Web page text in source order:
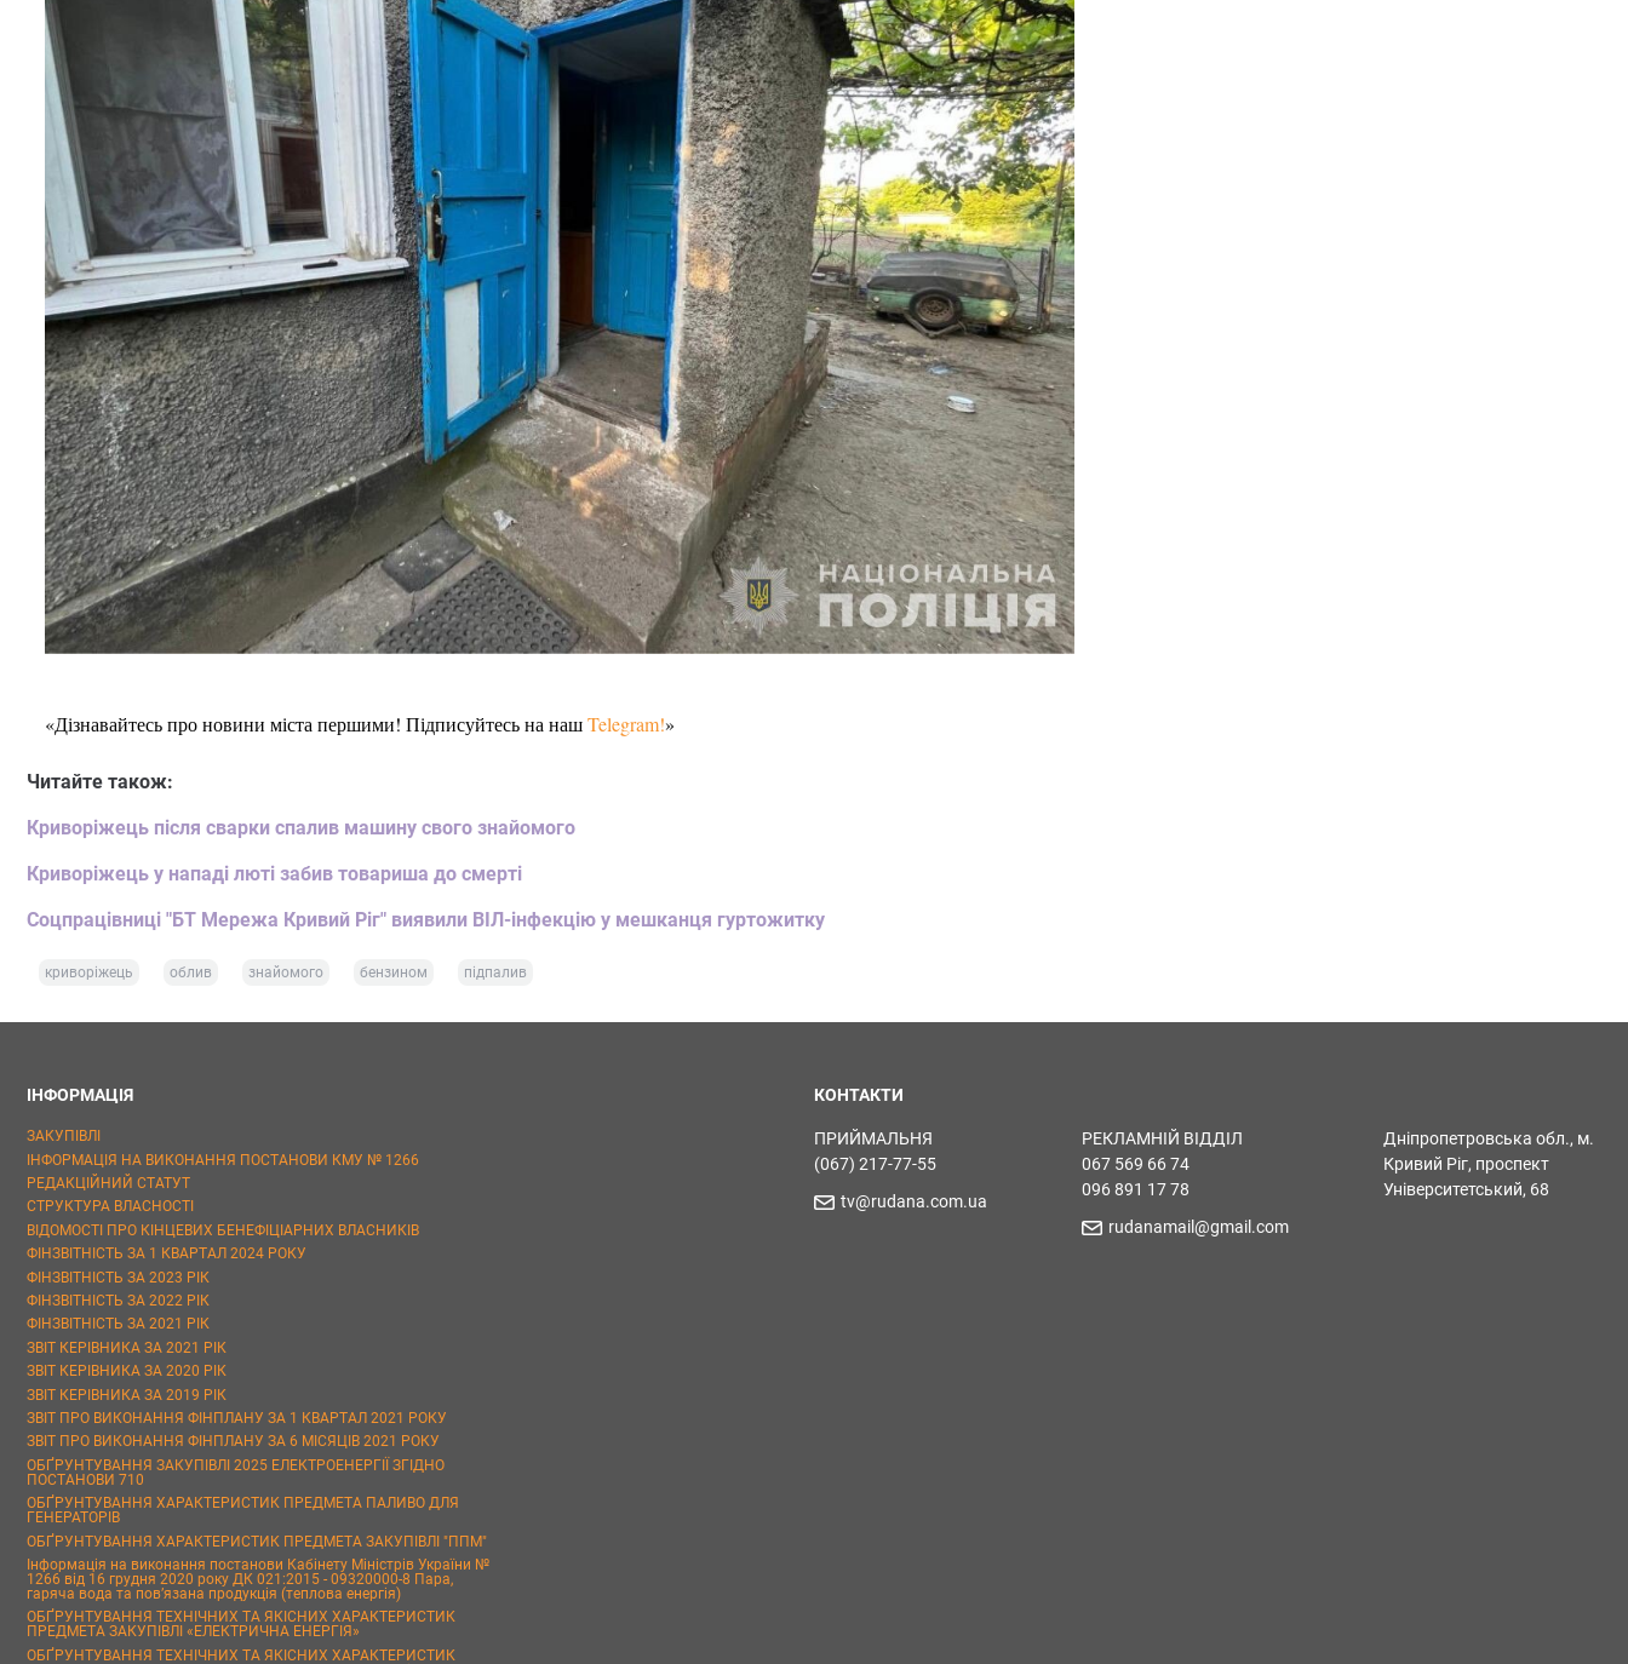
«Дізнавайтесь про новини міста першими! Підписуйтесь на нашTelegram!»
Читайте також:
Криворіжець після сварки спалив машину свого знайомого
Криворіжець у нападі люті забив товариша до смерті
Соцпрацівниці "БТ Мережа Кривий Ріг" виявили ВІЛ-інфекцію у мешканця гуртожитку
криворіжець облив знайомого бензином підпалив
ІНФОРМАЦІЯ
ЗАКУПІВЛІ
ІНФОРМАЦІЯ НА ВИКОНАННЯ ПОСТАНОВИ КМУ № 1266
РЕДАКЦІЙНИЙ СТАТУТ
СТРУКТУРА ВЛАСНОСТІ
ВІДОМОСТІ ПРО КІНЦЕВИХ БЕНЕФІЦІАРНИХ ВЛАСНИКІВ
ФІНЗВІТНІСТЬ ЗА 1 КВАРТАЛ 2024 РОКУ
ФІНЗВІТНІСТЬ ЗА 2023 РІК
ФІНЗВІТНІСТЬ ЗА 2022 РІК
ФІНЗВІТНІСТЬ ЗА 2021 РІК
ЗВІТ КЕРІВНИКА ЗА 2021 РІК
ЗВІТ КЕРІВНИКА ЗА 2020 РІК
ЗВІТ КЕРІВНИКА ЗА 2019 РІК
ЗВІТ ПРО ВИКОНАННЯ ФІНПЛАНУ ЗА 1 КВАРТАЛ 2021 РОКУ
ЗВІТ ПРО ВИКОНАННЯ ФІНПЛАНУ ЗА 6 МІСЯЦІВ 2021 РОКУ
ОБҐРУНТУВАННЯ ЗАКУПІВЛІ 2025 ЕЛЕКТРОЕНЕРГІЇ ЗГІДНО
ПОСТАНОВИ 710
ОБҐРУНТУВАННЯ ХАРАКТЕРИСТИК ПРЕДМЕТА ПАЛИВО ДЛЯ
ГЕНЕРАТОРІВ
ОБҐРУНТУВАННЯ ХАРАКТЕРИСТИК ПРЕДМЕТА ЗАКУПІВЛІ "ППМ"
Інформація на виконання постанови Кабінету Міністрів України №
1266 від 16 грудня 2020 року ДК 021:2015 - 09320000-8 Пара,
гаряча вода та пов’язана продукція (теплова енергія)
ОБҐРУНТУВАННЯ ТЕХНІЧНИХ ТА ЯКІСНИХ ХАРАКТЕРИСТИК
ПРЕДМЕТА ЗАКУПІВЛІ «ЕЛЕКТРИЧНА ЕНЕРГІЯ»
ОБҐРУНТУВАННЯ ТЕХНІЧНИХ ТА ЯКІСНИХ ХАРАКТЕРИСТИК
КОНТАКТИ
ПРИЙМАЛЬНЯ
(067) 217-77-55
tv@rudana.com.ua
РЕКЛАМНІЙ ВІДДІЛ
067 569 66 74
096 891 17 78
rudanamail@gmail.com
Дніпропетровська обл., м.
Кривий Ріг, проспект
Університетський, 68